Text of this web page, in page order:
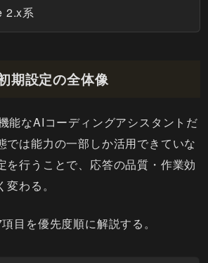
2.x系
期設定の全体像
能なAIコーディングアシスタントだ
では能力の一部しか活用できていな
を行うことで、応答の品質・作業効
わる。
目を優先度順に解説する。